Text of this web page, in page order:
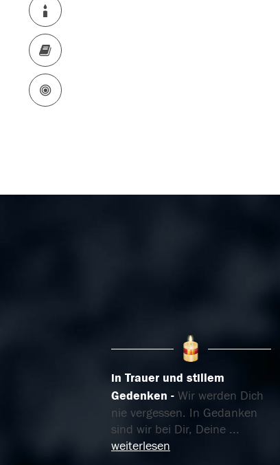
in Trauer und stillem
Gedenken
Wir werden Dich
nie vergessen. In Gedanken
sind wir bei Dir, Deine ...
weiterlesen